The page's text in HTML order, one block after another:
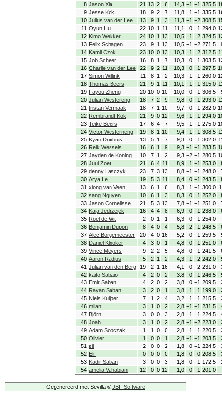
8 Jason Xia 21 13 2 6 14,3 −1 −1 325,5
9 Jesse Kok 18 9 2 7 11,8 1 −1 335,5
10 Julius van der Lee 13 9 1 3 11,3 −1 −2 308,5
11 Oyun Hu 22 10 1 11 11,1 0 1 294,0
12 Kimo Wekker 24 10 1 13 10,5 1 2 324,5
13 Felix Schagen 23 9 1 13 10,5 −1 −2 271,5
14 Kamil Czok 23 10 0 13 10,3 1 2 312,5
15 Job Scheer 16 8 1 7 10,3 0 1 303,5
16 Charlie van der Lee 22 9 2 11 10,3 0 1 297,5
17 Simon Willink 11 8 1 2 10,3 1 1 260,0
18 Thomas Beers 21 9 1 11 10,1 1 1 315,0
19 Fayou Zheng 20 10 0 10 10,0 0 −1 306,5
20 Julian Westereng 18 7 2 9 9,8 0 −1 293,0
21 tristan Vermaak 18 7 1 10 9,7 0 −1 282,0
22 Rembrandt Kok 21 9 0 12 9,6 1 1 294,0
23 Teike Beers 17 6 4 7 9,5 1 1 275,0
24 Victor Westerneng 19 8 1 10 9,4 −1 −1 308,5
25 Kyan Driehuis 13 5 1 7 9,3 0 1 302,0
26 Reik Wessels 16 6 1 9 9,3 −1 −1 283,5
27 Jayden de Koning 10 7 1 2 9,3 −2 −1 280,5
28 Juul Zoet 21 6 4 11 8,9 1 −1 253,0
29 denny Lasczyk 23 7 3 13 8,8 −1 −1 248,0
30 Arya Le 19 5 3 11 8,4 0 −1 243,5
31 xiong van Veen 13 6 1 6 8,3 1 −1 300,0
32 sang Nguyen 10 6 1 3 8,3 0 1 252,0
33 Jason Cornelisse 21 5 3 13 7,8 −1 −1 251,0
34 Kaja Jedrzejek 16 4 4 8 6,9 0 −1 238,0
35 Roel de Wit 2 0 1 1 6,3 0 −1 254,0
36 Benjamin Dupon 8 4 0 4 5,8 −2 1 248,5
37 Alec Borgemeester 20 4 0 16 5,2 0 −1 259,5
38 Daniël Klooker 4 3 0 1 4,8 0 −1 251,0
39 Vince Meyers 9 2 2 5 4,8 0 −1 241,5
40 Aaron Radius 5 2 1 2 4,3 1 2 242,0
41 Julian van den Berg 19 2 1 16 4,1 0 2 231,0
42 kaito Sabajo 4 2 0 2 3,8 0 1 246,5
43 Emir Saban 4 2 0 2 3,8 0 −1 209,5
44 Rayan Saban 3 2 0 1 3,8 1 1 199,0
45 Niels Kuijper 7 1 2 4 3,2 1 1 215,5
46 milan 3 1 0 2 2,8 −1 −1 231,5
47 Björn 3 0 0 3 2,8 1 1 224,5
48 Joah 3 1 0 2 2,8 −1 −2 223,0
49 Adam Sobczak 1 1 0 0 2,8 1 1 220,5
50 Olivier 1 0 0 1 2,8 −1 −1 203,5
51 sil 2 0 0 2 1,8 0 −1 224,5
52 Elif 0 0 0 0 1,8 0 0 208,5
53 Kadir Saban 3 0 0 3 1,8 0 −1 172,5
54 amelia Vahabiani 12 0 0 12 1,0 0 −1 201,0
Gegenereerd met Sevilla © JBF Software